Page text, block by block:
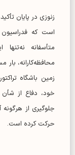
زنوزی در پایان
است که فدراسیون
متأسفانه
محافظه‌کارانه،
زمین باشگاه
خود، دفاع از شأن
جلوگیری از
حرکت کرده است.